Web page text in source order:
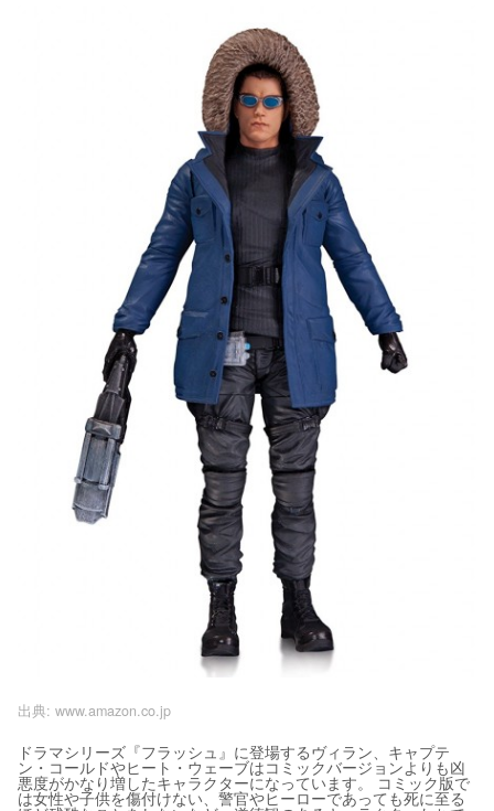
出典: www.amazon.co.jp
ドラマシリーズ『フラッシュ』に登場するヴィラン、キャプテ
ン・コールドやヒート・ウェーブはコミックバージョンよりも凶
悪度がかなり増したキャラクターになっています。 コミック版で
は女性や子供を傷付けない、警官やヒーローであっても死に至る